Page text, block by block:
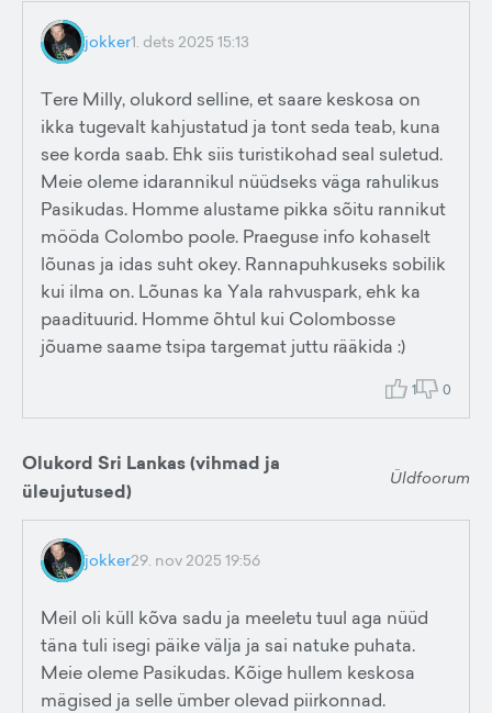
jokker1. dets 2025 15:13
Tere Milly, olukord selline, et saare keskosa on
ikka tugevalt kahjustatud ja tont seda teab, kuna
see korda saab. Ehk siis turistikohad seal suletud.
Meie oleme idarannikul nüüdseks väga rahulikus
Pasikudas. Homme alustame pikka sõitu rannikut
mööda Colombo poole. Praeguse info kohaselt
lõunas ja idas suht okey. Rannapuhkuseks sobilik
kui ilma on. Lõunas ka Yala rahvuspark, ehk ka
paadituurid. Homme õhtul kui Colombosse
jõuame saame tsipa targemat juttu rääkida :)
1 0
Olukord Sri Lankas (vihmad ja
üleujutused)
Üldfoorum
jokker29. nov 2025 19:56
Meil oli küll kõva sadu ja meeletu tuul aga nüüd
täna tuli isegi päike välja ja sai natuke puhata.
Meie oleme Pasikudas. Kõige hullem keskosa
mägised ja selle ümber olevad piirkonnad.